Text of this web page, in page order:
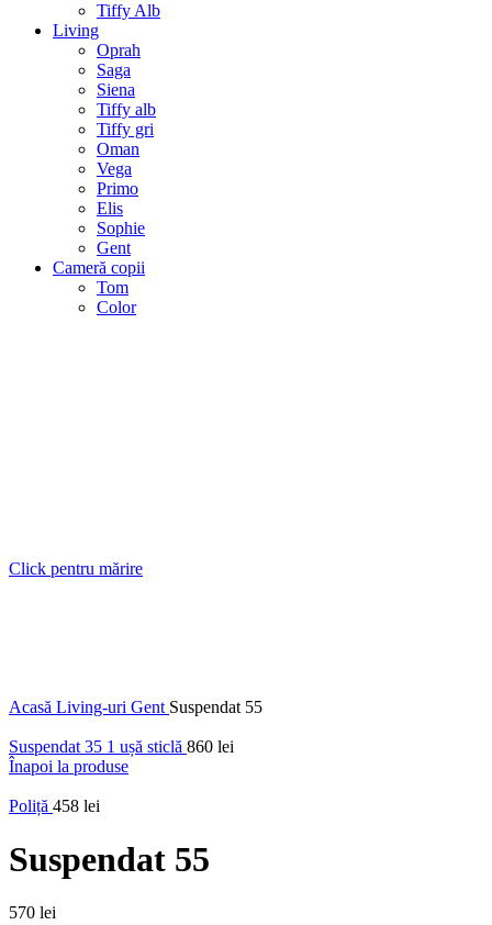
Tiffy Alb
Living
Oprah
Saga
Siena
Tiffy alb
Tiffy gri
Oman
Vega
Primo
Elis
Sophie
Gent
Cameră copii
Tom
Color
Click pentru mărire
Acasă Living-uri Gent Suspendat 55
Suspendat 35 1 ușă sticlă 860 lei
Înapoi la produse
Poliță 458 lei
Suspendat 55
570 lei